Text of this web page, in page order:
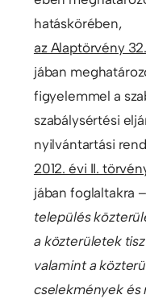
hatáskörében,
az Alaptörvény
jában
figyelemmel a
szabálysértési
nyilvántartási
2012. évi II.
jában foglaltakra –
település
a közterületek
valamint a
cselekmények és